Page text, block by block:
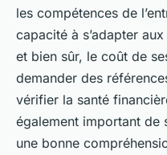
les compétences de
capacité à s’adapter
et bien sûr, le coût de
demander des
vérifier la santé
également important de
une bonne